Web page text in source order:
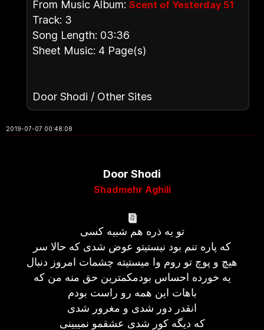
From Music Album: Scent of Yesterday 51
Track: 3
Song Length: 03:36
Sheet Music: 4 Page(s)
Door Shodi / Other Sites
2019-07-07 00:48:08
Door Shodi
Shadmehr Aghili
تو یه ذره هم شبیه کسی
که پاره تنم بود نیستیتو عوض شدی که حالا سر
هیچ و پوچ تو روم وا میستیته چشمات امروز دنبال
یه خورده احساس بودمکمترین حق منه من که
باهات این همه رو راست بودم
انقدر دور شدی و مغرور شدی
که دیگه کور شدی عشقمو نمیبینی